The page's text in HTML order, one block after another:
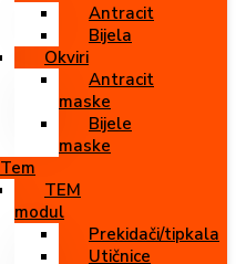
Antracit
Bijela
Okviri
Antracit
maske
Bijele
maske
Tem
TEM
modul
Prekidači/tipkala
Utičnice